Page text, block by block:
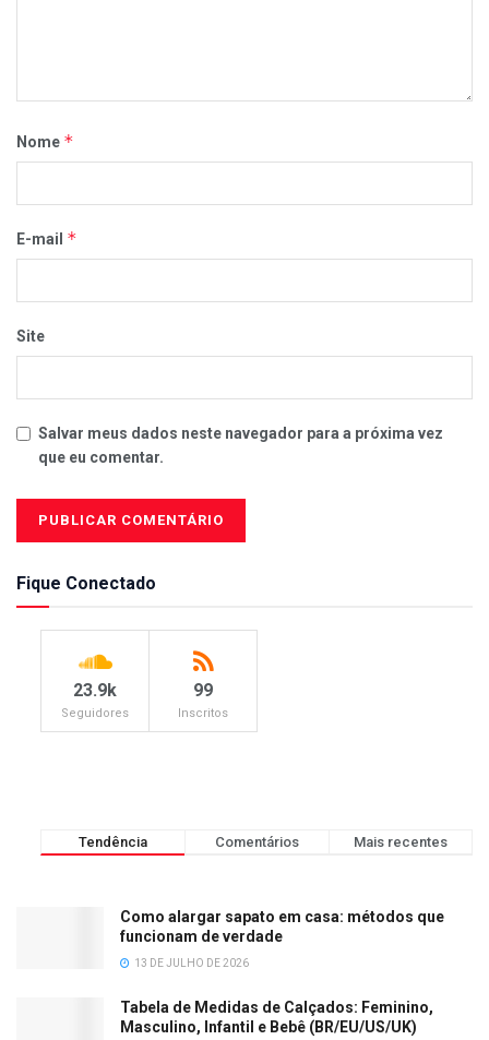
Nome *
E-mail *
Site
Salvar meus dados neste navegador para a próxima vez
que eu comentar.
Fique Conectado
23.9k
Seguidores
99
Inscritos
Tendência Comentários Mais recentes
Como alargar sapato em casa: métodos que
funcionam de verdade
13 DE JULHO DE 2026
Tabela de Medidas de Calçados: Feminino,
Masculino, Infantil e Bebê (BR/EU/US/UK)